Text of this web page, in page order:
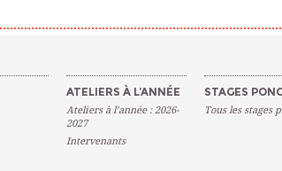
ATELIERS À L’ANNÉE
Ateliers à l’année : 2026-
2027
Intervenants
STAGES
Tous les stages